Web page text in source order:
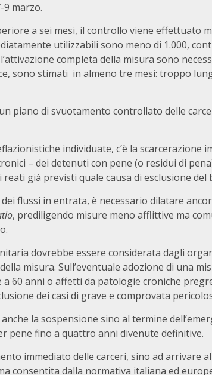
9 marzo.
a sei mesi, il controllo viene effettuato
utilizzabili sono meno di 1.000,
completa della misura sono
sono stimati in almeno tre mesi: troppo
piano di svuotamento controllato delle
individuate, c’è la scarcerazione
– dei detenuti con pene (o residui di
già previsti quale causa di esclusione del
flussi in entrata, è necessario dilatare
, prediligendo misure meno afflittive ma
dovrebbe essere considerata dagli
misura. Sull’eventuale adozione di una
60 anni o affetti da patologie croniche
dei casi di grave e comprovata
la sospensione sino al termine
pene fino a quattro anni divenute definitive.
immediato delle carceri, sino ad arrivare
consentita dalla normativa italiana ed